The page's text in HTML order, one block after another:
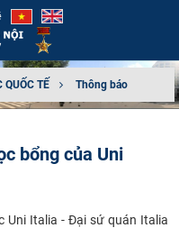
QUỐC TẾ Thông báo
bổng của Uni
Uni Italia - Đại sứ quán Italia